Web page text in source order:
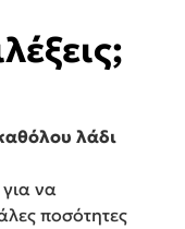
λάδι
για να
ποσότητες